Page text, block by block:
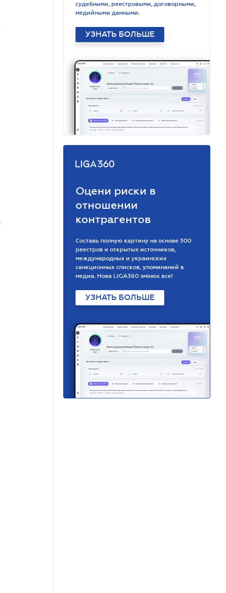
судебными, реестровыми, договорными,
медийными данными.
УЗНАТЬ БОЛЬШЕ
Оцени риски в
отношении
контрагентов
Составь полную картину на основе 300
реестров и открытых источников,
международных и украинских
санкционных списков, упоминаний в
медиа. Нова LIGA360 змінює все!
УЗНАТЬ БОЛЬШЕ